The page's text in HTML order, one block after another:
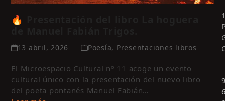
🔥 Presentación del libro La hoguera
13 abril, 2026 Poesía, Presentaciones libros
El Microespacio Cultural nº 11 acoge un evento
cultural único con la presentación del nuevo libro
del poeta pontanés Manuel Fabián…